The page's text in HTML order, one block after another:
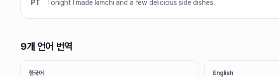
PT
Tonight I made kimchi and a few delicious side dishes.
9개 언어 번역
한국어 English